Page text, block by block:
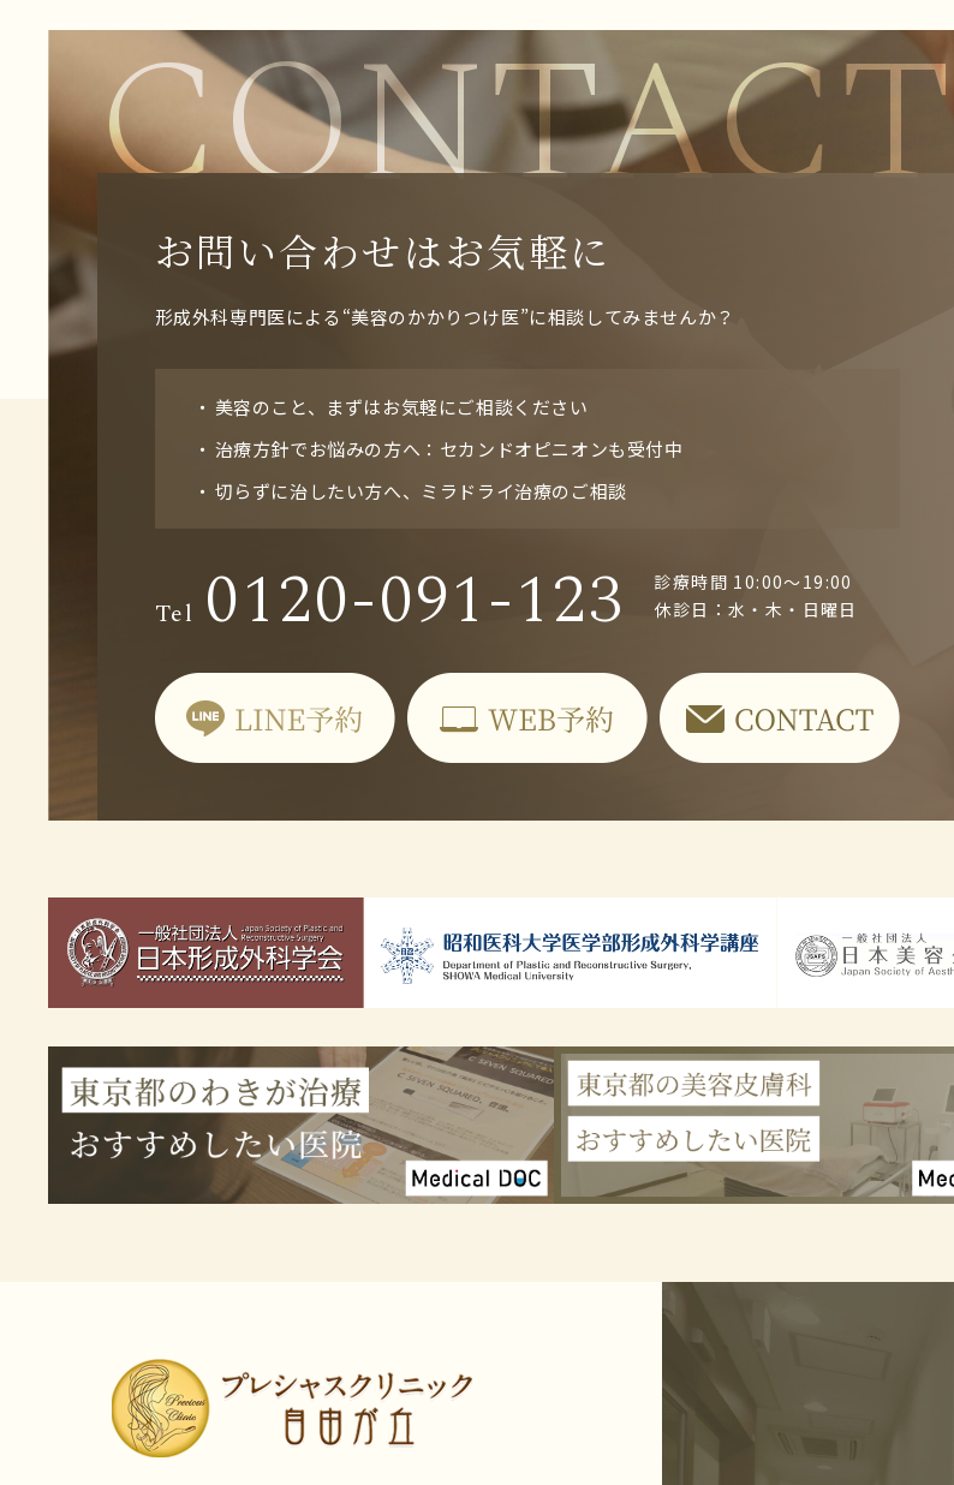
CONTACT
お問い合わせはお気軽に
形成外科専門医による“美容のかかりつけ医”に相談してみませんか？
美容のこと、まずはお気軽にご相談ください
治療方針でお悩みの方へ：セカンドオピニオンも受付中
切らずに治したい方へ、ミラドライ治療のご相談
Tel 0120-091-123
診療時間 10:00～19:00
休診日：水・木・日曜日